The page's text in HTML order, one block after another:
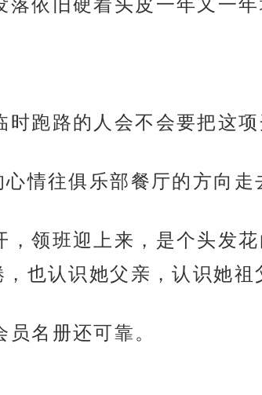
依旧硬着头皮一年又一
跑路的人会不会要把这项
情往俱乐部餐厅的方向走
领班迎上来，是个头发
也认识她父亲，认识她祖
名册还可靠。